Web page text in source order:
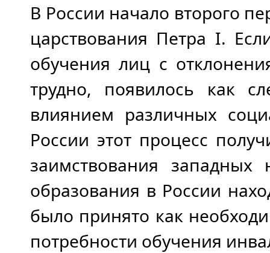
В России начало второго
царствования Петра I.
обучения лиц с
трудно, появилось как
влиянием различных
России этот процесс
заимствования западных
образования в России
было принято как
потребности обучения